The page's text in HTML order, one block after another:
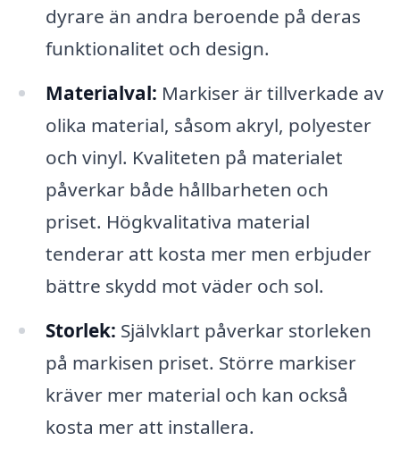
dyrare än andra beroende på deras
funktionalitet och design.
Materialval: Markiser är tillverkade av
olika material, såsom akryl, polyester
och vinyl. Kvaliteten på materialet
påverkar både hållbarheten och
priset. Högkvalitativa material
tenderar att kosta mer men erbjuder
bättre skydd mot väder och sol.
Storlek: Självklart påverkar storleken
på markisen priset. Större markiser
kräver mer material och kan också
kosta mer att installera.